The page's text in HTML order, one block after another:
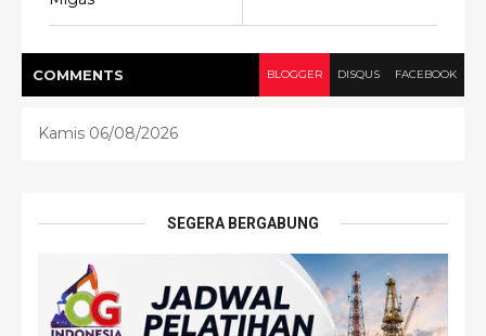
COMMENTS BLOGGER DISQUS FACEBOOK
Kamis 06/08/2026
SEGERA BERGABUNG